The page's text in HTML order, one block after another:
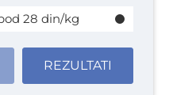
28 din/kg
REZULTATI